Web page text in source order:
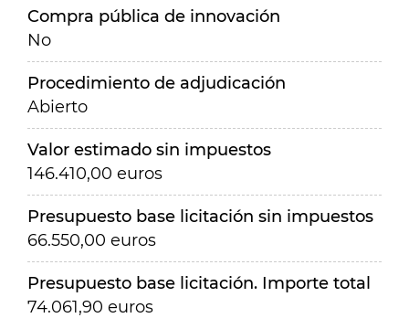
Compra pública de innovación
No
Procedimiento de adjudicación
Abierto
Valor estimado sin impuestos
146.410,00 euros
Presupuesto base licitación sin impuestos
66.550,00 euros
Presupuesto base licitación. Importe total
74.061,90 euros